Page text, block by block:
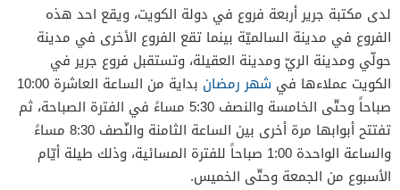
لدى مكتبة جرير أربعة فروع في دولة الكويت، ويقع احد هذه
الفروع في مدينة السالميّة بينما تقع الفروع الأخرى في مدينة
حولّي ومدينة الريّ ومدينة العقيلة، وتستقبل فروع جرير في
الكويت عملاءها في شهر رمضان
بداية من الساعة العاشرة 10:00
صباحاً وحتّى الخامسة والنصف 5:30 مساءً في الفترة الصباحة، ثم
تفتتح أبوابها مرة أخرى بين الساعة الثامنة والنّصف 8:30 مساءً
والساعة الواحدة 1:00 صباحاً للفترة المسائية، وذلك طيلة أيّام
الأسبوع من الجمعة وحتّى الخميس.